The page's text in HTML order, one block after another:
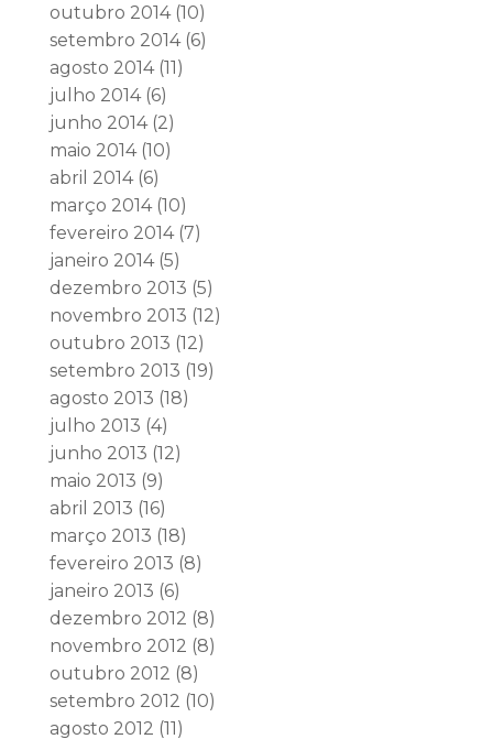
outubro 2014(10)
setembro 2014(6)
agosto 2014(11)
julho 2014(6)
junho 2014(2)
maio 2014(10)
abril 2014(6)
março 2014(10)
fevereiro 2014(7)
janeiro 2014(5)
dezembro 2013 (5)
novembro 2013 (12)
outubro 2013 (12)
setembro 2013 (19)
agosto 2013 (18)
julho 2013 (4)
junho 2013 (12)
maio 2013 (9)
abril 2013 (16)
março 2013 (18)
fevereiro 2013 (8)
janeiro 2013 (6)
dezembro 2012 (8)
novembro 2012 (8)
outubro 2012 (8)
setembro 2012 (10)
agosto 2012 (11)